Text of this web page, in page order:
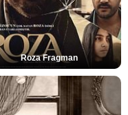
Roza Fragman